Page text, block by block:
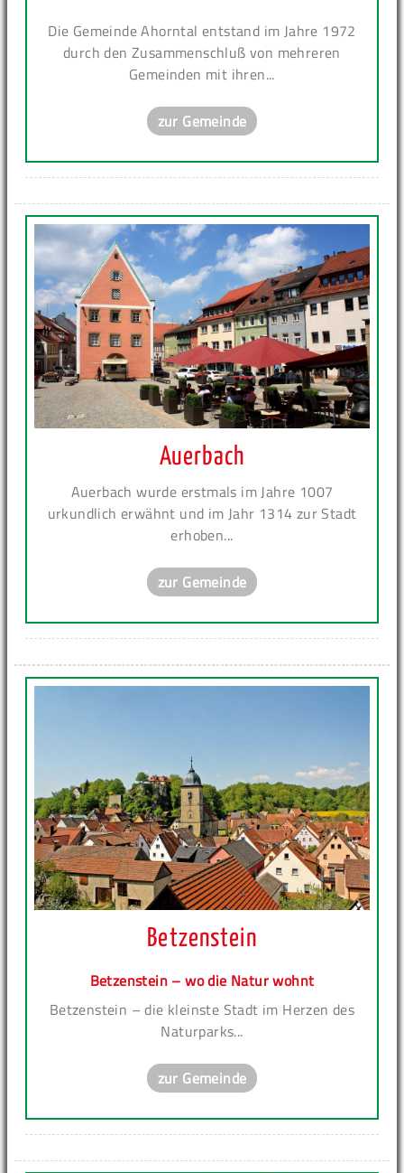
Die Gemeinde Ahorntal entstand im Jahre 1972
durch den Zusammenschluß von mehreren
Gemeinden mit ihren...
zur Gemeinde
Auerbach
Auerbach wurde erstmals im Jahre 1007
urkundlich erwähnt und im Jahr 1314 zur Stadt
erhoben...
zur Gemeinde
Betzenstein
Betzenstein – wo die Natur wohnt
Betzenstein – die kleinste Stadt im Herzen des
Naturparks...
zur Gemeinde